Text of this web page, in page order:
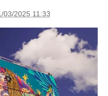
03/2025 11:33